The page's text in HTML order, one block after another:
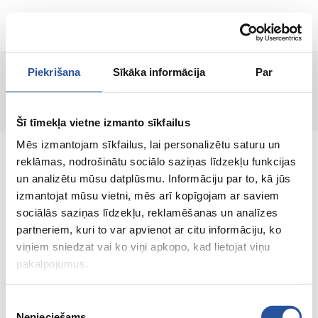
Piekrišana Sīkāka informācija Par
Šī tīmekļa vietne izmanto sīkfailus
Mēs izmantojam sīkfailus, lai personalizētu saturu un
reklāmas, nodrošinātu sociālo saziņas līdzekļu funkcijas
un analizētu mūsu datplūsmu. Informāciju par to, kā jūs
izmantojat mūsu vietni, mēs arī kopīgojam ar saviem
sociālās saziņas līdzekļu, reklamēšanas un analīzes
partneriem, kuri to var apvienot ar citu informāciju, ko
viņiem sniedzat vai ko viņi apkopo, kad lietojat viņu
pakalpojumus.
RU
Страница не найдена!
Интернет-магазин с выгодными ценами и
качественными товарами, где
удовлетворённость клиента является нашей
главной ценностью.
Vse dlja vashego doma i sada!